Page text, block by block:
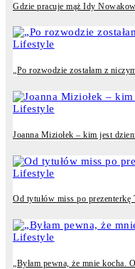
Gdzie pracuje mąż Idy
Lifestyle
„Po rozwodzie zostałam z
Lifestyle
Joanna Miziołek – kim jest
Lifestyle
Od tytułów miss po
Lifestyle
„Byłam pewna, że mnie kocha.